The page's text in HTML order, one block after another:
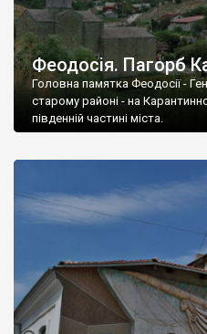
Феодосія. Пагорб
Головна памятка Феодосії -
старому районі - на
південній частині міста.